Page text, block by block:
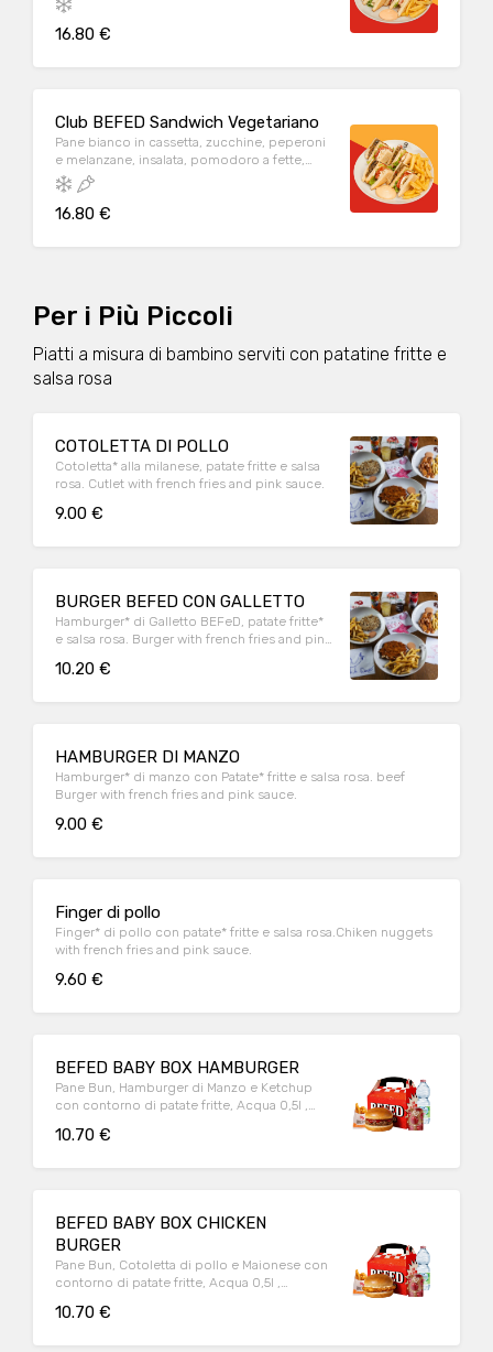
pomodoro a fette servito con salsa rosa. Con
contorno di patate fritte
16.80 €
Club BEFED Sandwich Vegetariano
Pane bianco in cassetta, zucchine, peperoni
e melanzane, insalata, pomodoro a fette,
mozzarella, origano, maionese servito con
salsa rosa. Co contorno di patate fritte
16.80 €
Per i Più Piccoli
Piatti a misura di bambino serviti con patatine fritte e
salsa rosa
COTOLETTA DI POLLO
Cotoletta* alla milanese, patate fritte e salsa
rosa. Cutlet with french fries and pink sauce.
9.00 €
BURGER BEFED CON GALLETTO
Hamburger* di Galletto BEFeD, patate fritte*
e salsa rosa. Burger with french fries and pink
10.20 €
HAMBURGER DI MANZO
Hamburger* di manzo con Patate* fritte e salsa rosa. beef
Burger with french fries and pink sauce.
9.00 €
Finger di pollo
Finger* di pollo con patate* fritte e salsa rosa.Chiken nuggets
with french fries and pink sauce.
9.60 €
BEFED BABY BOX HAMBURGER
Pane Bun, Hamburger di Manzo e Ketchup
con contorno di patate fritte, Acqua 0,5l ,
10.70 €
BEFED BABY BOX CHICKEN
BURGER
Pane Bun, Cotoletta di pollo e Maionese con
contorno di patate fritte, Acqua 0,5l ,
10.70 €